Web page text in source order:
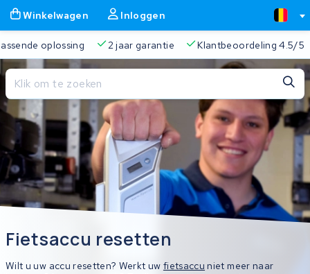
Winkelwagen Inloggen
oplossing 2 jaar garantie Klantbeoordeling 4.5/5
Fietsaccu resetten
Wilt u uw accu resetten? Werkt uw fietsaccu niet meer naar
Winkelwagen Sluiten
Je winkelwagen is leeg.
Gratis verzending Altijd een passende oplossing 2
Sluiten
Begin te typen in de zoekbalk om te zoeken